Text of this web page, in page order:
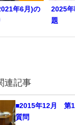
年6月)の
2025
題
連記事
■2015年12月 第
質問